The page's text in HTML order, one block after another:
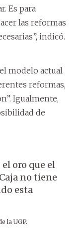
Es para
las reformas
indicó.
modelo actual
reformas,
Igualmente,
de
oro que el
no tiene
esta
la UGP.